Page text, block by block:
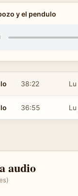
y el pendulo
38:22
36:55
audio